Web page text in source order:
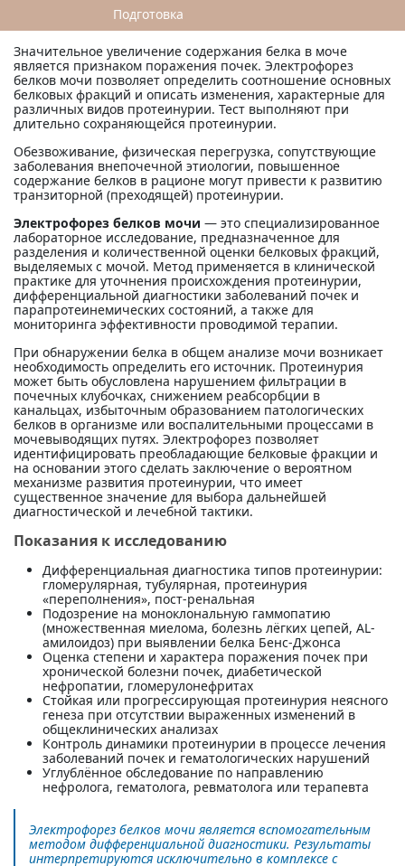
Подготовка
Значительное увеличение содержания белка в моче
является признаком поражения почек. Электрофорез
белков мочи позволяет определить соотношение основных
белковых фракций и описать изменения, характерные для
различных видов протеинурии. Тест выполняют при
длительно сохраняющейся протеинурии.
Обезвоживание, физическая перегрузка, сопутствующие
заболевания внепочечной этиологии, повышенное
содержание белков в рационе могут привести к развитию
транзиторной (преходящей) протеинурии.
Электрофорез белков мочи — это специализированное
лабораторное исследование, предназначенное для
разделения и количественной оценки белковых фракций,
выделяемых с мочой. Метод применяется в клинической
практике для уточнения происхождения протеинурии,
дифференциальной диагностики заболеваний почек и
парапротеинемических состояний, а также для
мониторинга эффективности проводимой терапии.
При обнаружении белка в общем анализе мочи возникает
необходимость определить его источник. Протеинурия
может быть обусловлена нарушением фильтрации в
почечных клубочках, снижением реабсорбции в
канальцах, избыточным образованием патологических
белков в организме или воспалительными процессами в
мочевыводящих путях. Электрофорез позволяет
идентифицировать преобладающие белковые фракции и
на основании этого сделать заключение о вероятном
механизме развития протеинурии, что имеет
существенное значение для выбора дальнейшей
диагностической и лечебной тактики.
Показания к исследованию
Дифференциальная диагностика типов протеинурии:
гломерулярная, тубулярная, протеинурия
«переполнения», пост-ренальная
Подозрение на моноклональную гаммопатию
(множественная миелома, болезнь лёгких цепей, AL-
амилоидоз) при выявлении белка Бенс-Джонса
Оценка степени и характера поражения почек при
хронической болезни почек, диабетической
нефропатии, гломерулонефритах
Стойкая или прогрессирующая протеинурия неясного
генеза при отсутствии выраженных изменений в
общеклинических анализах
Контроль динамики протеинурии в процессе лечения
заболеваний почек и гематологических нарушений
Углублённое обследование по направлению
нефролога, гематолога, ревматолога или терапевта
Электрофорез белков мочи является вспомогательным
методом дифференциальной диагностики. Результаты
интерпретируются исключительно в комплексе с